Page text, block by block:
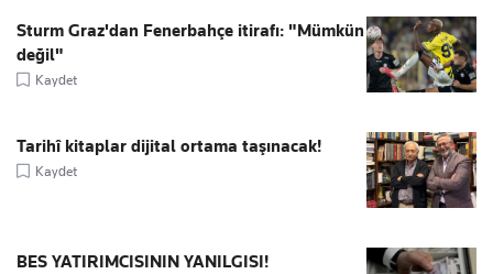
Sturm Graz'dan Fenerbahçe itirafı: "Mümkün
değil"
Kaydet
Tarihî kitaplar dijital ortama taşınacak!
Kaydet
BES YATIRIMCISININ YANILGISI!